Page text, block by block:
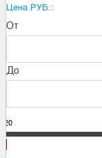
Цена РУБ.:
От
До
220